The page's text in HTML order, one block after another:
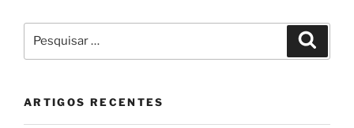
por:
ARTIGOS RECENTES